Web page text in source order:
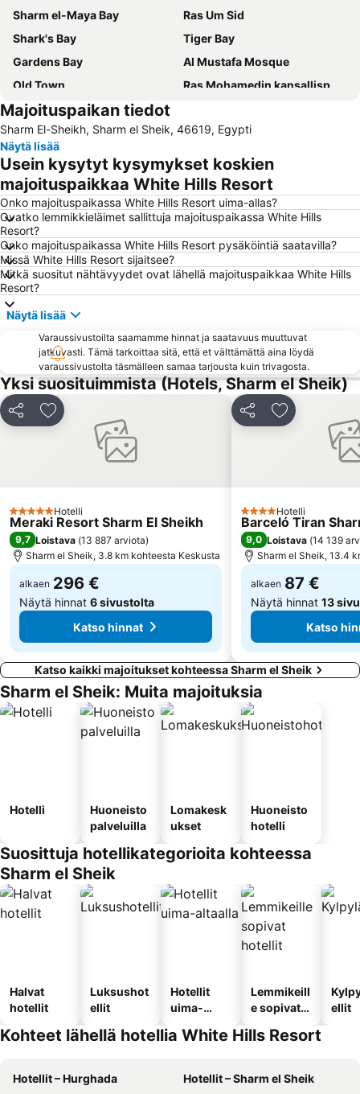
Sharm el-Maya Bay
Ras Um Sid
Shark's Bay
Tiger Bay
Gardens Bay
Al Mustafa Mosque
Old Town
Ras Mohamedin kansallispuisto
Nabq Bay
Majoituspaikan tiedot
Sharm El-Sheikh, Sharm el Sheik, 46619, Egypti
Näytä lisää
Usein kysytyt kysymykset koskien
majoituspaikkaa White Hills Resort
Onko majoituspaikassa White Hills Resort uima-allas?
Ovatko lemmikkieläimet sallittuja majoituspaikassa White Hills
Resort?
Onko majoituspaikassa White Hills Resort pysäköintiä saatavilla?
Missä White Hills Resort sijaitsee?
Mitkä suositut nähtävyydet ovat lähellä majoituspaikkaa White Hills
Resort?
Näytä lisää
Varaussivustoilta saamamme hinnat ja saatavuus muuttuvat
jatkuvasti. Tämä tarkoittaa sitä, että et välttämättä aina löydä
varaussivustolta täsmälleen samaa tarjousta kuin trivagosta.
Yksi suosituimmista (Hotels, Sharm el Sheik)
Jaa Lisää suosikkeihin
5 Tähtiluokitus
Hotelli
Meraki Resort Sharm El Sheikh
9,7 Loistava (13 887 arviota)
Sharm el Sheik, 3.8 km kohteesta Keskusta
alkaen 296 €
Näytä hinnat 6 sivustolta
Katso hinnat
Jaa Lisää
4 Tähtiluokitus
Hotelli
Barceló Tiran
9,0 Loistava (14 139
Sharm el Sheik, 13.4
alkaen 87 €
Näytä hinnat 13
Katso
Katso kaikki majoitukset kohteessa Sharm el Sheik
Sharm el Sheik: Muita majoituksia
Hotelli
Huoneisto
palveluilla
Lomakesk
ukset
Huoneisto
hotelli
Suosittuja hotellikategorioita kohteessa
Sharm el Sheik
Halvat
hotellit
Luksushot
ellit
Hotellit
uima-
Lemmikeill
e sopivat
ellit
Kohteet lähellä hotellia White Hills Resort
Hotellit – Hurghada
Hotellit – Sharm el Sheik